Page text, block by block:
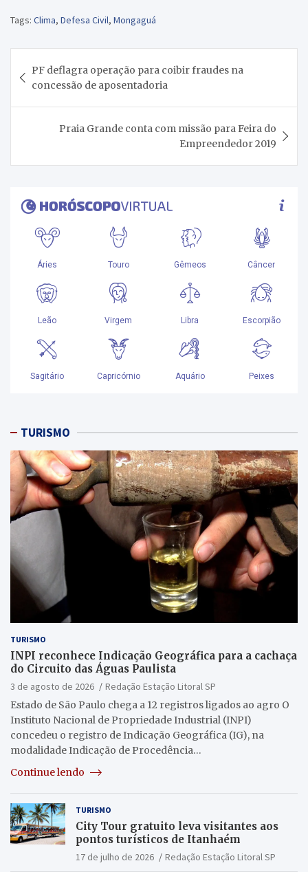
Tags: Clima, Defesa Civil, Mongaguá
de
Post
PF deflagra operação para coibir fraudes na
concessão de aposentadoria
Praia Grande conta com missão para Feira do
Empreendedor 2019
TURISMO
TURISMO
INPI reconhece Indicação Geográfica para a cachaça
do Circuito das Águas Paulista
3 de agosto de 2026
Redação Estação Litoral SP
Estado de São Paulo chega a 12 registros ligados ao agro O
Instituto Nacional de Propriedade Industrial (INPI)
concedeu o registro de Indicação Geográfica (IG), na
modalidade Indicação de Procedência…
Continue lendo
TURISMO
City Tour gratuito leva visitantes aos
pontos turísticos de Itanhaém
17 de julho de 2026 Redação Estação Litoral SP